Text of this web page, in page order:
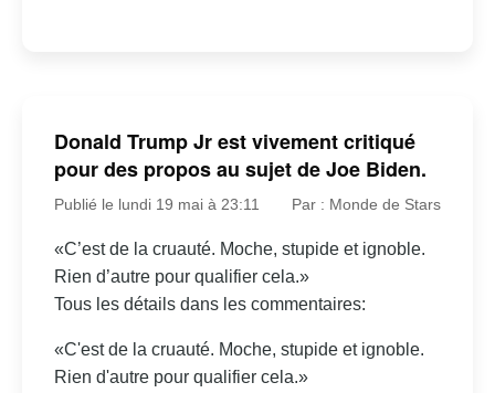
Donald Trump Jr est vivement critiqué
pour des propos au sujet de Joe Biden.
Publié le lundi 19 mai à 23:11 Par : Monde de Stars
«C’est de la cruauté. Moche, stupide et ignoble.
Rien d’autre pour qualifier cela.»
Tous les détails dans les commentaires:
«C'est de la cruauté. Moche, stupide et ignoble.
Rien d'autre pour qualifier cela.»